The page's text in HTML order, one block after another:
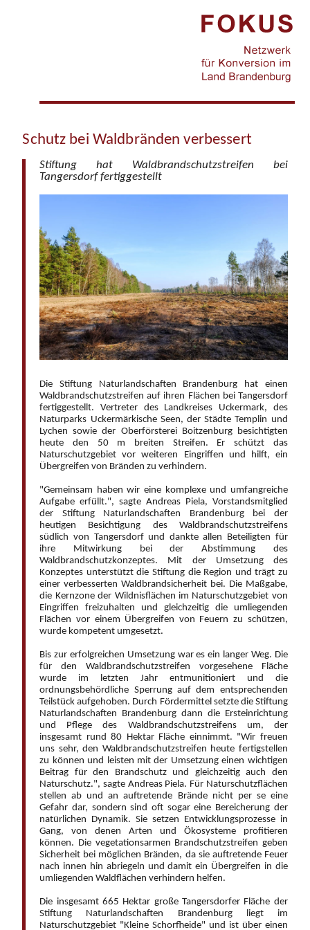
Schutz bei Waldbränden verbessert
Stiftung hat Waldbrandschutzstreifen bei
Tangersdorf fertiggestellt
Die Stiftung Naturlandschaften Brandenburg hat einen
Waldbrandschutzstreifen auf ihren Flächen bei Tangersdorf
fertiggestellt. Vertreter des Landkreises Uckermark, des
Naturparks Uckermärkische Seen, der Städte Templin und
Lychen sowie der Oberförsterei Boitzenburg besichtigten
heute den 50 m breiten Streifen. Er schützt das
Naturschutzgebiet vor weiteren Eingriffen und hilft, ein
Übergreifen von Bränden zu verhindern.
"Gemeinsam haben wir eine komplexe und umfangreiche
Aufgabe erfüllt.", sagte Andreas Piela, Vorstandsmitglied
der Stiftung Naturlandschaften Brandenburg bei der
heutigen Besichtigung des Waldbrandschutzstreifens
südlich von Tangersdorf und dankte allen Beteiligten für
ihre Mitwirkung bei der Abstimmung des
Waldbrandschutzkonzeptes. Mit der Umsetzung des
Konzeptes unterstützt die Stiftung die Region und trägt zu
einer verbesserten Waldbrandsicherheit bei. Die Maßgabe,
die Kernzone der Wildnisflächen im Naturschutzgebiet von
Eingriffen freizuhalten und gleichzeitig die umliegenden
Flächen vor einem Übergreifen von Feuern zu schützen,
wurde kompetent umgesetzt.
Bis zur erfolgreichen Umsetzung war es ein langer Weg. Die
für den Waldbrandschutzstreifen vorgesehene Fläche
wurde im letzten Jahr entmunitioniert und die
ordnungsbehördliche Sperrung auf dem entsprechenden
Teilstück aufgehoben. Durch Fördermittel setzte die Stiftung
Naturlandschaften Brandenburg dann die Ersteinrichtung
und Pflege des Waldbrandschutzstreifens um, der
insgesamt rund 80 Hektar Fläche einnimmt. "Wir freuen
uns sehr, den Waldbrandschutzstreifen heute fertigstellen
zu können und leisten mit der Umsetzung einen wichtigen
Beitrag für den Brandschutz und gleichzeitig auch den
Naturschutz.", sagte Andreas Piela. Für Naturschutzflächen
stellen ab und an auftretende Brände nicht per se eine
Gefahr dar, sondern sind oft sogar eine Bereicherung der
natürlichen Dynamik. Sie setzen Entwicklungsprozesse in
Gang, von denen Arten und Ökosysteme profitieren
können. Die vegetationsarmen Brandschutzstreifen geben
Sicherheit bei möglichen Bränden, da sie auftretende Feuer
nach innen hin abriegeln und damit ein Übergreifen in die
umliegenden Waldflächen verhindern helfen.
Die insgesamt 665 Hektar große Tangersdorfer Fläche der
Stiftung Naturlandschaften Brandenburg liegt im
Naturschutzgebiet "Kleine Schorfheide" und ist über einen